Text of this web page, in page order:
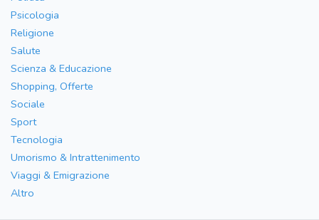
Psicologia
Religione
Salute
Scienza & Educazione
Shopping, Offerte
Sociale
Sport
Tecnologia
Umorismo & Intrattenimento
Viaggi & Emigrazione
Altro